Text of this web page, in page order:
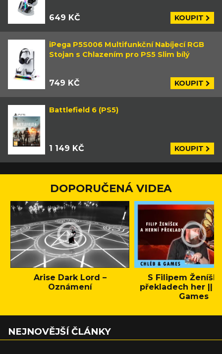
649 KČ KOUPIT
iPega P5S006 Multifunkční Nabíjecí RGB
Stojan s Chlazením pro PS5 Slim bílý
749 KČ KOUPIT
Battlefield 6 (PS5)
1 149 KČ KOUPIT
DOPORUČENÁ VIDEA
Arise Dark Lord –
Oznámení
S Filipem
překladech her ||
Games
NEJNOVĚJŠÍ ČLÁNKY